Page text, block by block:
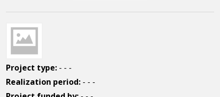
Project type: - - -
Realization period: - - -